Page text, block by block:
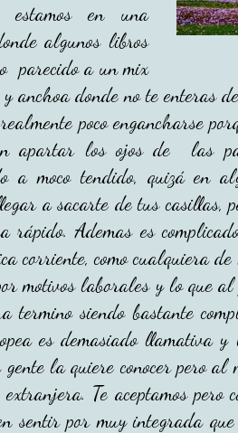
estamos en una
algunos libros
parecido a un mix
anchoa donde no te enteras
poco engancharse
apartar los ojos de las
a moco tendido, quizá en
a sacarte de tus casillas,
rápido. Ademas es
corriente, como cualquiera
motivos laborales y lo que
termino siendo bastante
es demasiado llamativa
la quiere conocer pero
Te aceptamos pero
sentir por muy integrada